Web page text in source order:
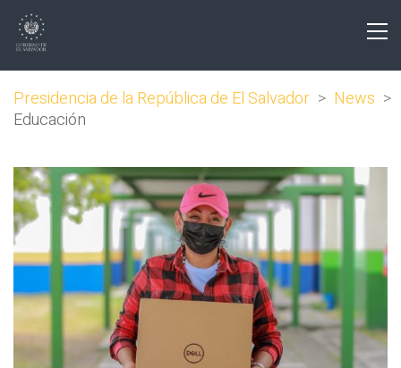
Presidencia de la República de El Salvador > News >
Educación